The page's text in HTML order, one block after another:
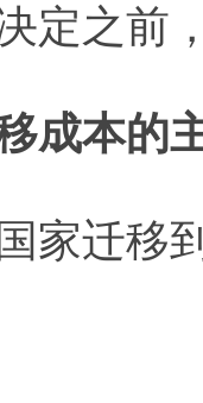
定之前
成本的
家迁移